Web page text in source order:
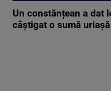
Un constănțean a dat
câștigat o sumă